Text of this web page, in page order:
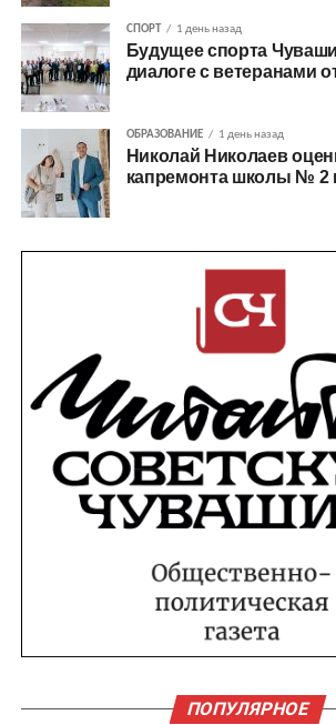
СПОРТ 1 день назад
Будущее спорта
диалоге с ветеранами
ОБРАЗОВАНИЕ 1 день назад
Николай Николаев
капремонта школы № 2
ПОПУЛЯРНОЕ